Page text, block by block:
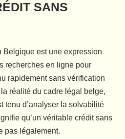
SANS
Belgique est une expression
recherches en ligne pour
rapidement sans vérification
réalité du cadre légal belge,
tenu d’analyser la solvabilité
qu’un véritable crédit sans
pas légalement.